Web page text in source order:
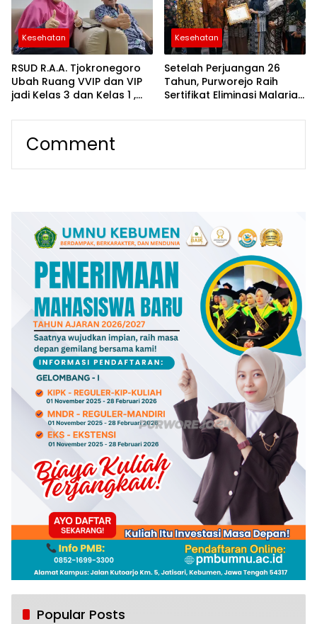
Kesehatan
RSUD R.A.A. Tjokronegoro
Ubah Ruang VVIP dan VIP
jadi Kelas 3 dan Kelas 1 ,
bagi Masyarakat
Kesehatan
Setelah Perjuangan 26
Tahun, Purworejo Raih
Sertifikat Eliminasi Malaria
Kesehatan
Comment
Popular Posts